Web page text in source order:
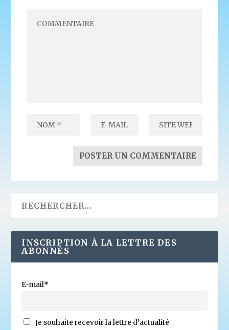
INSCRIPTION À LA LETTRE DES
ABONNÉS
E-mail*
Je souhaite recevoir la lettre d’actualité